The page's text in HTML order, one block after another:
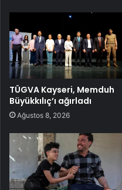
TÜGVA Kayseri, Memduh
Büyükkılıç’ı ağırladı
Ağustos 8, 2026